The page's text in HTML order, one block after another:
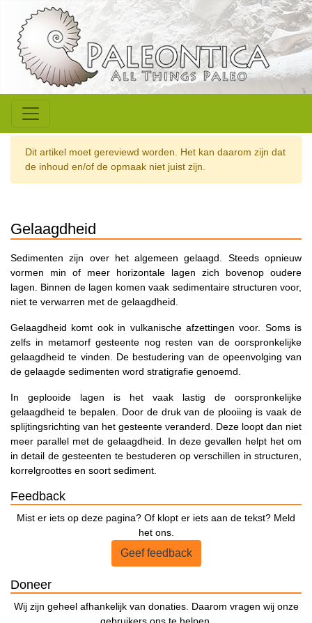
Dit artikel moet gereviewd worden. Het kan daarom zijn dat
de inhoud en/of de opmaak niet juist zijn.
Gelaagdheid
Sedimenten zijn over het algemeen gelaagd. Steeds opnieuw
vormen min of meer horizontale lagen zich bovenop oudere
lagen. Binnen de lagen komen vaak sedimentaire structuren voor,
niet te verwarren met de gelaagdheid.
Gelaagdheid komt ook in vulkanische afzettingen voor. Soms is
zelfs in metamorf gesteente nog resten van de oorspronkelijke
gelaagdheid te vinden. De bestudering van de opeenvolging van
de gelaagde sedimenten word stratigrafie genoemd.
In geplooide lagen is het vaak lastig de oorspronkelijke
gelaagdheid te bepalen. Door de druk van de plooiing is vaak de
splijtingsrichting van het gesteente veranderd. Deze loopt dan niet
meer parallel met de gelaagdheid. In deze gevallen helpt het om
in detail de gesteenten te bestuderen op verschillen in structuren,
korrelgroottes en soort sediment.
Feedback
Mist er iets op deze pagina? Of klopt er iets aan de tekst? Meld
het ons.
Geef feedback
Doneer
Wij zijn geheel afhankelijk van donaties. Daarom vragen wij onze